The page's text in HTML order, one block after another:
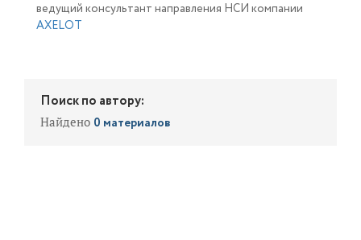
ведущий консультант направления НСИ компании
AXELOT
Поиск по автору:
Найдено 0 материалов